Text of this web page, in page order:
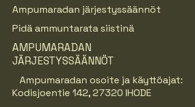
Ampumaradan järjestyssäännöt
Pidä ammuntarata siistinä
AMPUMARADAN
JÄRJESTYSSÄÄNNÖT
Ampumaradan osoite ja käyttöajat:
Kodisjoentie 142, 27320 IHODE